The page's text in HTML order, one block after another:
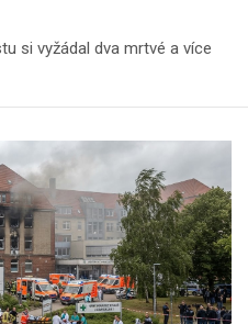
si vyžádal dva mrtvé a více